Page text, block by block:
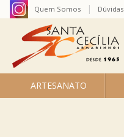
ARTESANATO
Quem Somos Dúvidas